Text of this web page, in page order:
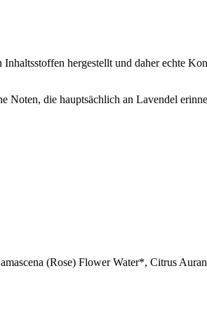
hergestellt und daher echte
Noten, die hauptsächlich an Lavendel
(Rose) Flower Water*, Citrus